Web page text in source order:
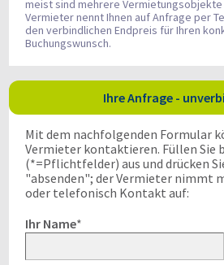
meist sind mehrere Vermietungsobjekte
Vermieter nennt Ihnen auf Anfrage per
den verbindlichen Endpreis für Ihren
Buchungswunsch.
Ihre Anfrage -
Mit dem nachfolgenden Formular
Vermieter kontaktieren. Füllen Sie
(*=Pflichtfelder) aus und drücken
"absenden"; der Vermieter nimmt
oder telefonisch Kontakt auf:
Ihr Name*